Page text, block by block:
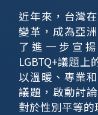
近年來，台灣
變革，成為亞
了進一步宣
LGBTQ+議題
以溫暖、專業
議題，啟動討
對於性別平等的